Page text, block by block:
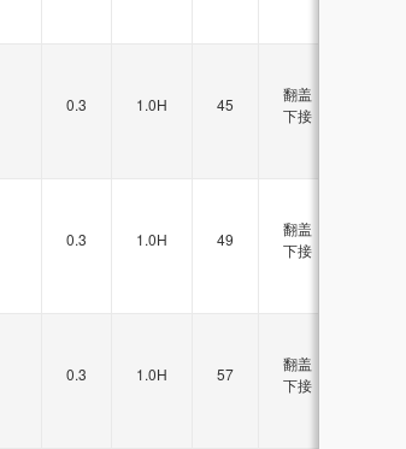
0.3 1.0H 45
翻盖
下接
0.3 1.0H 49
翻盖
下接
0.3 1.0H 57
翻盖
下接